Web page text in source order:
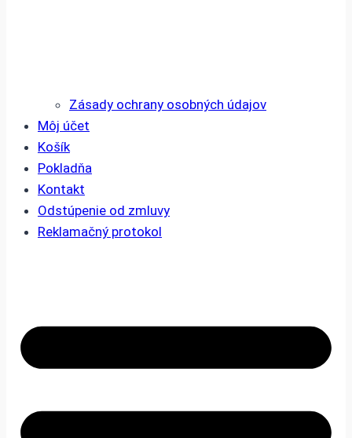
Zásady ochrany osobných údajov
Môj účet
Košík
Pokladňa
Kontakt
Odstúpenie od zmluvy
Reklamačný protokol